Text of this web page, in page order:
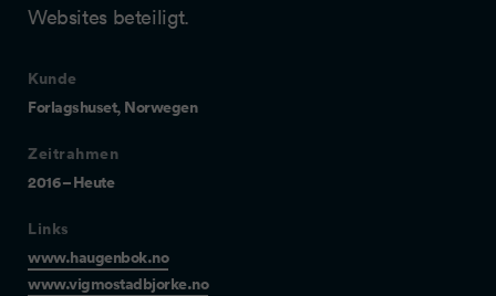
Websites beteiligt.
Kunde
Forlagshuset, Norwegen
Zeitrahmen
2016 – Heute
Links
www.haugenbok.no
www.vigmostadbjorke.no